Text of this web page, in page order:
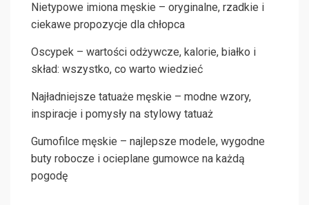
Nietypowe imiona męskie – oryginalne, rzadkie i
ciekawe propozycje dla chłopca
Oscypek – wartości odżywcze, kalorie, białko i
skład: wszystko, co warto wiedzieć
Najładniejsze tatuaże męskie – modne wzory,
inspiracje i pomysły na stylowy tatuaż
Gumofilce męskie – najlepsze modele, wygodne
buty robocze i ocieplane gumowce na każdą
pogodę